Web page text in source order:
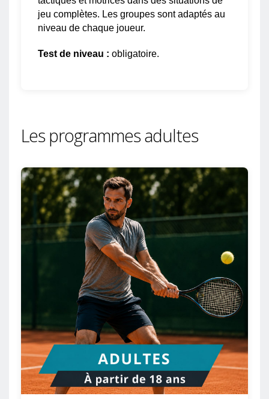
jeu complètes. Les groupes sont adaptés au
niveau de chaque joueur.
Test de niveau : obligatoire.
Les programmes adultes